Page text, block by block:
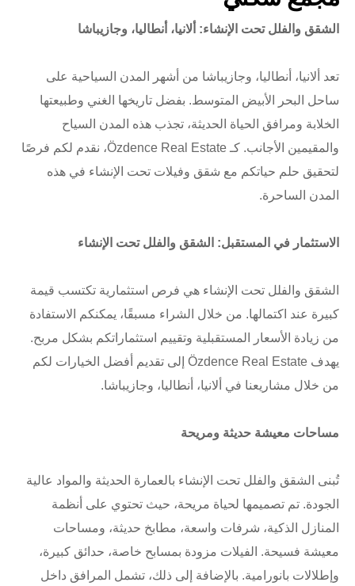
الشقق والفلل تحت الإنشاء: ألانيا، أنطاليا، وجازيباشا
تعد ألانيا، أنطاليا، وجازيباشا من أشهر المدن السياحية على
ساحل البحر الأبيض المتوسط. بفضل تاريخها الغني وطبيعتها
الخلابة ومرافق الحياة الحديثة، تجذب هذه المدن السياح
والمقيمين الأجانب. كـ Özdence Real Estate، نقدم لكم فرصًا
لتحقيق حلم حياتكم مع شقق وفيلات تحت الإنشاء في هذه
المدن الساحرة.
الاستثمار في المستقبل: الشقق والفلل تحت الإنشاء
الشقق والفلل تحت الإنشاء هي فرص استثمارية تكتسب قيمة
كبيرة عند اكتمالها. من خلال الشراء مسبقًا، يمكنكم الاستفادة
من زيادة الأسعار المستقبلية وتقييم استثماراتكم بشكل مربح.
يهدف Özdence Real Estate إلى تقديم أفضل الخيارات لكم
من خلال مشاريعنا في ألانيا، أنطاليا، وجازيباشا.
مساحات معيشة حديثة ومريحة
تُبنى الشقق والفلل تحت الإنشاء بالعمارة الحديثة والمواد عالية
الجودة. تم تصميمها لحياة مريحة، حيث تحتوي على أنظمة
المنازل الذكية، شرفات واسعة، مطابخ حديثة، ومساحات
معيشة فسيحة. الفيلات مزودة بمسابح خاصة، حدائق كبيرة،
وإطلالات بانورامية. بالإضافة إلى ذلك، تشمل المرافق داخل